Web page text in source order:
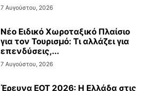
7 Αυγούστου, 2026
Νέο Ειδικό Χωροταξικό Πλαίσιο
για τον Τουρισμό: Τι αλλάζει για
επενδύσεις,...
7 Αυγούστου, 2026
Έρευνα ΕΟΤ 2026: Η Ελλάδα στις